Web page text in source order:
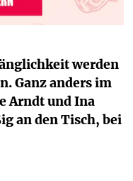
werden
Ganz anders im
Arndt und Ina
an den Tisch, bei